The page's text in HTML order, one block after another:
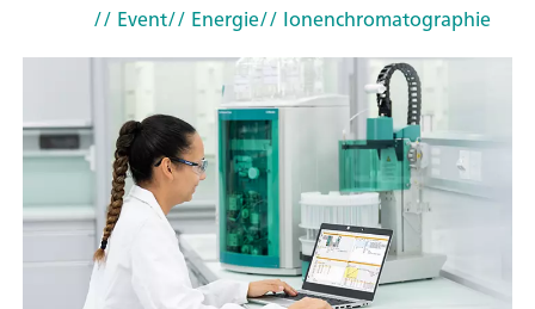
// Event// Energie// Ionenchromatographie